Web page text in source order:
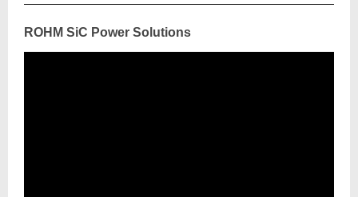
ROHM SiC Power Solutions